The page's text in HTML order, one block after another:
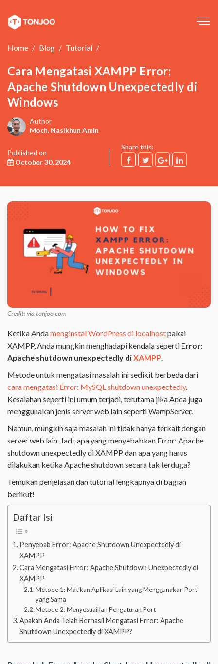
Home
Blog Tutorial
Cara Mengatasi XAMPP Error:
Apache Shutdown Unexpectedly di
Windows
Author
Moch. Nasikhun Amin
Published on
October 30, 2024
Share this:
Credit: via tonjoo.com
Ketika Andamenginstal WordPress di localhostpakai
XAMPP, Anda mungkin menghadapi kendala seperti Error:
Apache shutdown unexpectedly diXAMPP.
Metode untuk mengatasi masalah ini sedikit berbeda dari
cara mengatasi Error: MySQL shutdown unexpectedly.
Kesalahan seperti ini umum terjadi, terutama jika Anda juga
menggunakan jenis server web lain seperti WampServer.
Namun, mungkin saja masalah ini tidak hanya terkait dengan
server web lain. Jadi, apa yang menyebabkan Error: Apache
shutdown unexpectedly di XAMPP dan apa yang harus
dilakukan ketika Apache shutdown secara tak terduga?
Temukan penjelasan dan tutorial lengkapnya di bagian
berikut!
Daftar Isi
Penyebab Error: Apache Shutdown Unexpectedly di
XAMPP
Cara Mengatasi Error: Apache Shutdown Unexpectedly di
XAMPP
Metode 1: Matikan Aplikasi Lain yang Menggunakan Port
yang Sama
Metode 2: Menyesuaikan Pengaturan Port
Apakah Anda Telah Berhasil Mengatasi Error: Apache
Shutdown Unexpectedly di XAMPP?